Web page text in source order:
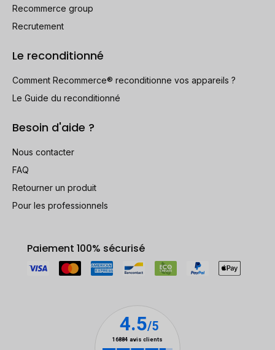
Recommerce group
Recrutement
Le reconditionné
Comment Recommerce® reconditionne vos appareils ?
Le Guide du reconditionné
Besoin d'aide ?
Nous contacter
FAQ
Retourner un produit
Pour les professionnels
Paiement 100% sécurisé